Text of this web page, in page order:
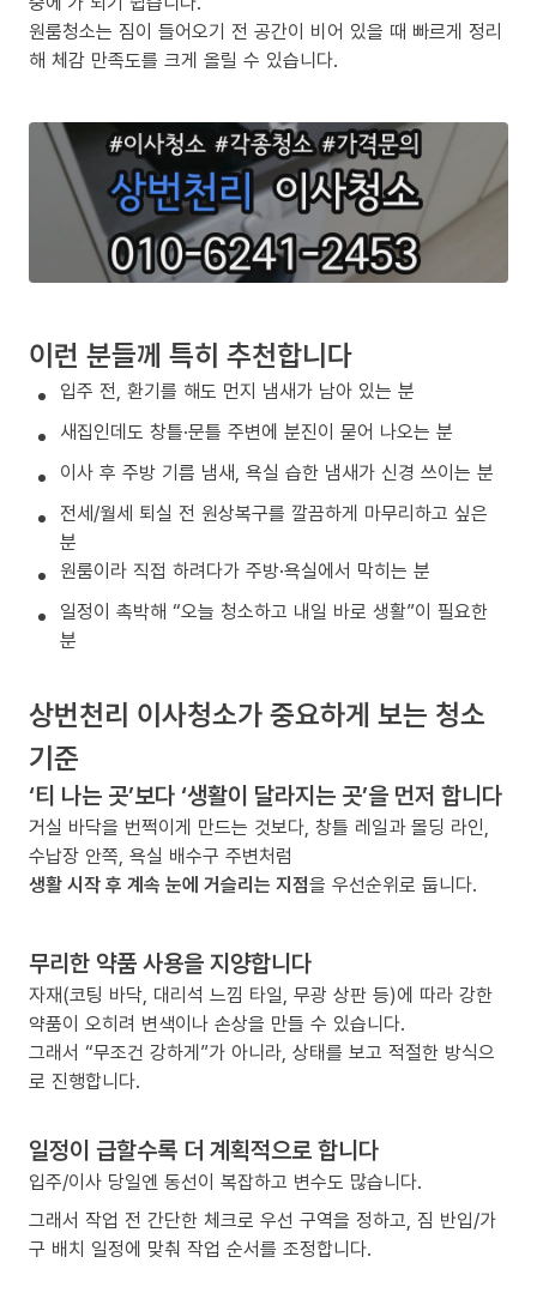
원룸청소는 짐이 들어오기 전 공간이 비어 있을 때 빠르게 정리
해 체감 만족도를 크게 올릴 수 있습니다.
이런 분들께 특히 추천합니다
입주 전, 환기를 해도 먼지 냄새가 남아 있는 분
새집인데도 창틀·문틀 주변에 분진이 묻어 나오는 분
이사 후 주방 기름 냄새, 욕실 습한 냄새가 신경 쓰이는 분
전세/월세 퇴실 전 원상복구를 깔끔하게 마무리하고 싶은
분
원룸이라 직접 하려다가 주방·욕실에서 막히는 분
일정이 촉박해 “오늘 청소하고 내일 바로 생활”이 필요한
분
상번천리 이사청소가 중요하게 보는 청소
기준
‘티 나는 곳’보다 ‘생활이 달라지는 곳’을 먼저 합니다
거실 바닥을 번쩍이게 만드는 것보다, 창틀 레일과 몰딩 라인,
수납장 안쪽, 욕실 배수구 주변처럼
생활 시작 후 계속 눈에 거슬리는 지점을 우선순위로 둡니다.
무리한 약품 사용을 지양합니다
자재(코팅 바닥, 대리석 느낌 타일, 무광 상판 등)에 따라 강한
약품이 오히려 변색이나 손상을 만들 수 있습니다.
그래서 “무조건 강하게”가 아니라, 상태를 보고 적절한 방식으
로 진행합니다.
일정이 급할수록 더 계획적으로 합니다
입주/이사 당일엔 동선이 복잡하고 변수도 많습니다.
그래서 작업 전 간단한 체크로 우선 구역을 정하고, 짐 반입/가
구 배치 일정에 맞춰 작업 순서를 조정합니다.